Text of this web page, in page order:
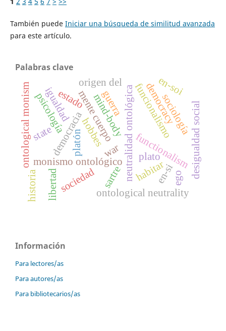
También puede Iniciar una búsqueda de similitud avanzada
para este artículo.
Palabras clave
funcionalismo
neutralidad ontológica
mente cuerpo
monismo ontológico functionalism
ontological neutrality
mind-body
ontological monism democracia desigualdad social
democracy
platón
psicología
plato
sociedad
sociología
habitar
hobbes
igualdad guerra
estado
origen del
war
state
sartre
libertad en-siego
en-soi
historia
Información
Para lectores/as
Para autores/as
Para bibliotecarios/as